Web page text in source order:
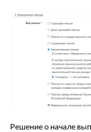
Решение о начале